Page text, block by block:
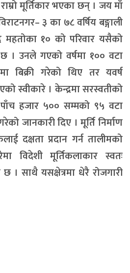
मूर्तिकार भएका छन् । जय माँ
३ का ७८ वर्षिय बङ्गाली
महतोका १० को परिवार यसैको
। उनले गएको वर्षमा १०० वटा
बिक्री गरेको थिए तर यवर्ष
स्वीकारे । केन्द्रमा सरस्वतीको
हजार ५०० सम्मको ९५ वटा
जानकारी दिए । मूर्ति निर्माण
दक्षता प्रदान गर्न तालीमको
विदेशी मूर्तिकलाकार स्वतः
। साथै यसक्षेत्रमा धेरै रोजगारी